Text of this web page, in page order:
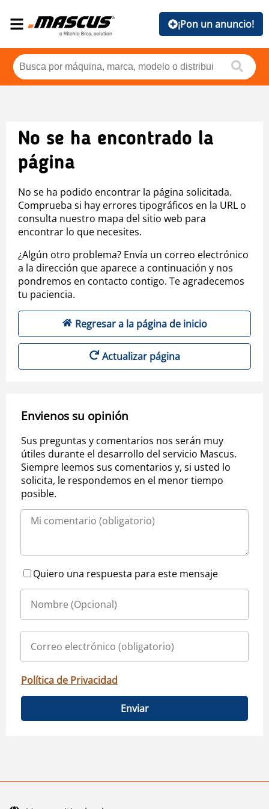
¡Pon un anuncio!
No se ha encontrado la
página
No se ha podido encontrar la página solicitada.
Comprueba si hay errores tipográficos en la URL o
consulta nuestro mapa del sitio web para
encontrar lo que necesites.
¿Algún otro problema? Envía un correo electrónico
a la dirección que aparece a continuación y nos
pondremos en contacto contigo. Te agradecemos
tu paciencia.
Regresar a la página de inicio
Actualizar página
Envienos su opinión
Sus preguntas y comentarios nos serán muy
útiles durante el desarrollo del servicio Mascus.
Siempre leemos sus comentarios y, si usted lo
solicita, le respondemos en el menor tiempo
posible.
Quiero una respuesta para este mensaje
Política de Privacidad
Enviar